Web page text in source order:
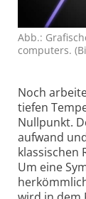
Abb.:
computers.
Noch
tiefen
Nullpunkt.
aufwand
klassischen
Um eine